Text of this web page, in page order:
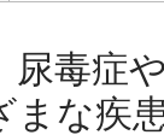
尿毒症
まな疾